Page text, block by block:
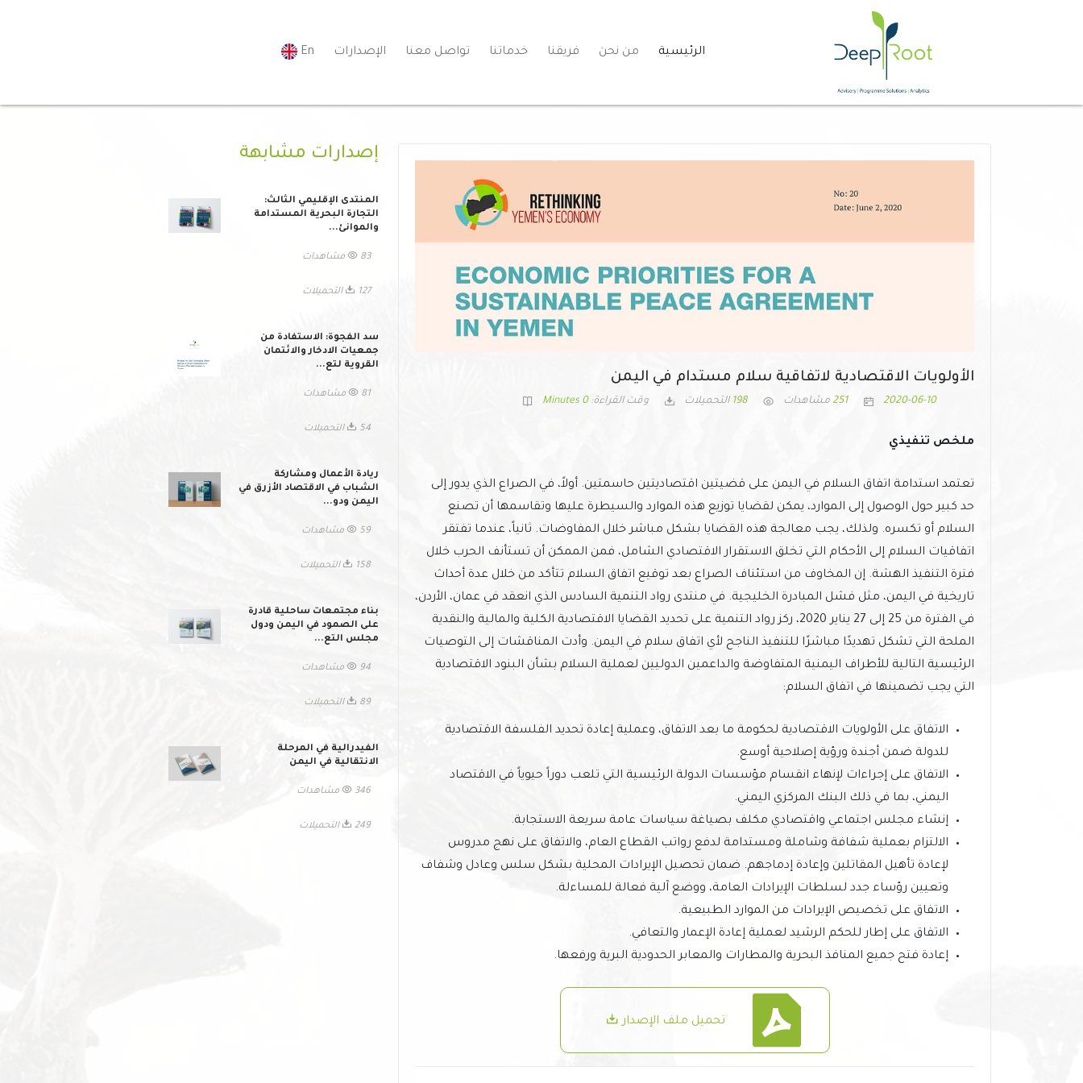
الرئيسية من نحن فريقنا خدماتنا تواصل معنا الإصدارات En
الأولويات الاقتصادية لاتفاقية سلام مستدام في اليمن
2020-06-10
251 مشاهدات 198 التحميلات وقت القراءة:0 Minutes
ملخص تنفيذي
تعتمد استدامة اتفاق السلام في اليمن على قضيتين اقتصاديتين حاسمتين. أولاً، في الصراع الذي يدور إلى
حد كبير حول الوصول إلى الموارد، يمكن لقضايا توزيع هذه الموارد والسيطرة عليها وتقاسمها أن تصنع
السلام أو تكسره. ولذلك، يجب معالجة هذه القضايا بشكل مباشر خلال المفاوضات. ثانياً، عندما تفتقر
اتفاقيات السلام إلى الأحكام التي تخلق الاستقرار الاقتصادي الشامل، فمن الممكن أن تستأنف الحرب خلال
فترة التنفيذ الهشة. إن المخاوف من استئناف الصراع بعد توقيع اتفاق السلام تتأكد من خلال عدة أحداث
تاريخية في اليمن، مثل فشل المبادرة الخليجية. في منتدى رواد التنمية السادس الذي انعقد في عمان، الأردن،
في الفترة من 25 إلى 27 يناير 2020، ركز رواد التنمية على تحديد القضايا الاقتصادية الكلية والمالية والنقدية
الملحة التي تشكل تهديدًا مباشرًا للتنفيذ الناجح لأي اتفاق سلام في اليمن. وأدت المناقشات إلى التوصيات
الرئيسية التالية للأطراف اليمنية المتفاوضة والداعمين الدوليين لعملية السلام بشأن البنود الاقتصادية
التي يجب تضمينها في اتفاق السلام:
الاتفاق على الأولويات الاقتصادية لحكومة ما بعد الاتفاق، وعملية إعادة تحديد الفلسفة الاقتصادية
للدولة ضمن أجندة ورؤية إصلاحية أوسع.
الاتفاق على إجراءات لإنهاء انقسام مؤسسات الدولة الرئيسية التي تلعب دوراً حيوياً في الاقتصاد
اليمني، بما في ذلك البنك المركزي اليمني.
إنشاء مجلس اجتماعي واقتصادي مكلف بصياغة سياسات عامة سريعة الاستجابة.
الالتزام بعملية شفافة وشاملة ومستدامة لدفع رواتب القطاع العام، والاتفاق على نهج مدروس
لإعادة تأهيل المقاتلين وإعادة إدماجهم. ضمان تحصيل الإيرادات المحلية بشكل سلس وعادل وشفاف
وتعيين رؤساء جدد لسلطات الإيرادات العامة، ووضع آلية فعالة للمساءلة.
الاتفاق على تخصيص الإيرادات من الموارد الطبيعية.
الاتفاق على إطار للحكم الرشيد لعملية إعادة الإعمار والتعافي.
إعادة فتح جميع المنافذ البحرية والمطارات والمعابر الحدودية البرية ورفعها.
تحميل ملف الإصدار
إصدارات مشابهة
المنتدى الإقليمي الثالث:
التجارة البحرية المستدامة
والموانئ...
83 مشاهدات
127 التحميلات
سد الفجوة: الاستفادة من
جمعيات الادخار والائتمان
القروية لتع...
81 مشاهدات
54 التحميلات
ريادة الأعمال ومشاركة
الشباب في الاقتصاد الأزرق في
اليمن ودو...
59 مشاهدات
158 التحميلات
بناء مجتمعات ساحلية قادرة
على الصمود في اليمن ودول
مجلس التع...
94 مشاهدات
89 التحميلات
الفيدرالية في المرحلة
الانتقالية في اليمن
346 مشاهدات
249 التحميلات